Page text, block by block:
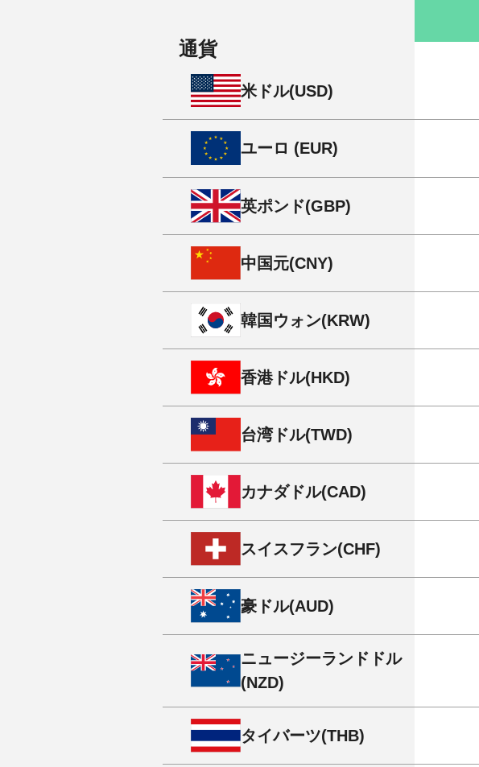
通貨
米ドル(USD)
ユーロ (EUR)
英ポンド(GBP)
中国元(CNY)
韓国 ウォン(KRW)
香港ドル(HKD)
台湾ドル(TWD)
カナダドル(CAD)
スイスフラン(CHF)
豪 ドル(AUD)
ニュージーランド ドル
(NZD)
タイバーツ(THB)